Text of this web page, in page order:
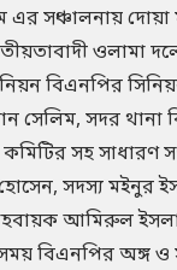
সঞ্চালনায় দোয়া
ওলামা
বিএনপির
সেলিম, সদর থানা
কমিটির সহ
সদস্য মইনুর
আমিরুল
বিএনপির অঙ্গ ও